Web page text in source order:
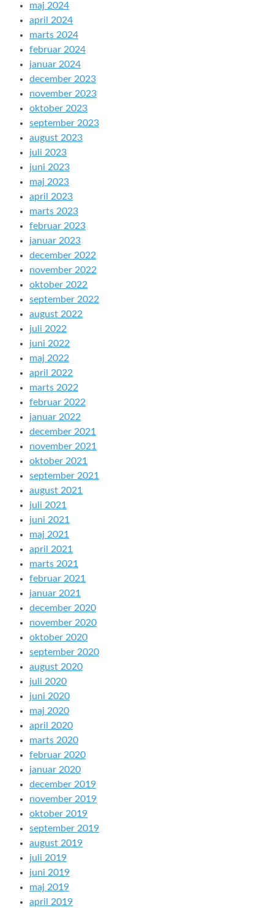
maj 2024
april 2024
marts 2024
februar 2024
januar 2024
december 2023
november 2023
oktober 2023
september 2023
august 2023
juli 2023
juni 2023
maj 2023
april 2023
marts 2023
februar 2023
januar 2023
december 2022
november 2022
oktober 2022
september 2022
august 2022
juli 2022
juni 2022
maj 2022
april 2022
marts 2022
februar 2022
januar 2022
december 2021
november 2021
oktober 2021
september 2021
august 2021
juli 2021
juni 2021
maj 2021
april 2021
marts 2021
februar 2021
januar 2021
december 2020
november 2020
oktober 2020
september 2020
august 2020
juli 2020
juni 2020
maj 2020
april 2020
marts 2020
februar 2020
januar 2020
december 2019
november 2019
oktober 2019
september 2019
august 2019
juli 2019
juni 2019
maj 2019
april 2019